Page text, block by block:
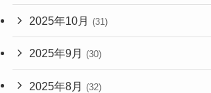
2025年10月 (31)
2025年9月 (30)
2025年8月 (32)